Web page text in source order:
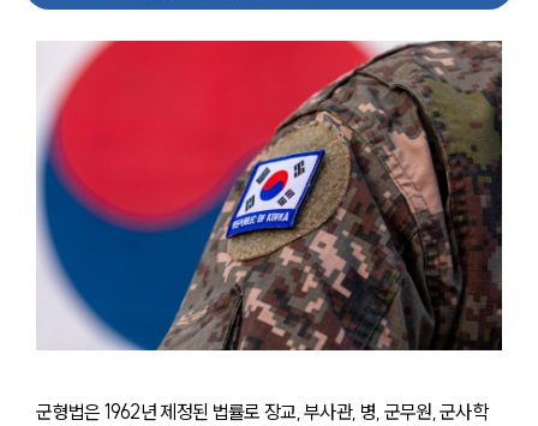
군형법은 1962년 제정된 법률로 장교, 부사관, 병, 군무원, 군사학